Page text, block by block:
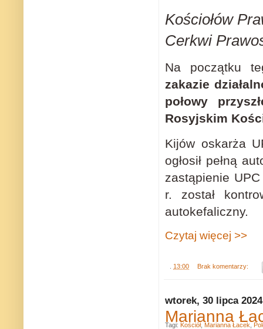
Kościołów
Cerkwi
Na początku
zakazie
połowy
Rosyjskim
Kijów oskarża
ogłosił pełną
zastąpienie
r. został
autokefaliczny.
Czytaj więcej >>
13:00 Brak komentarzy:
wtorek, 30 lipca 2024
Marianna
Tagi: Kościół, Marianna Łacek